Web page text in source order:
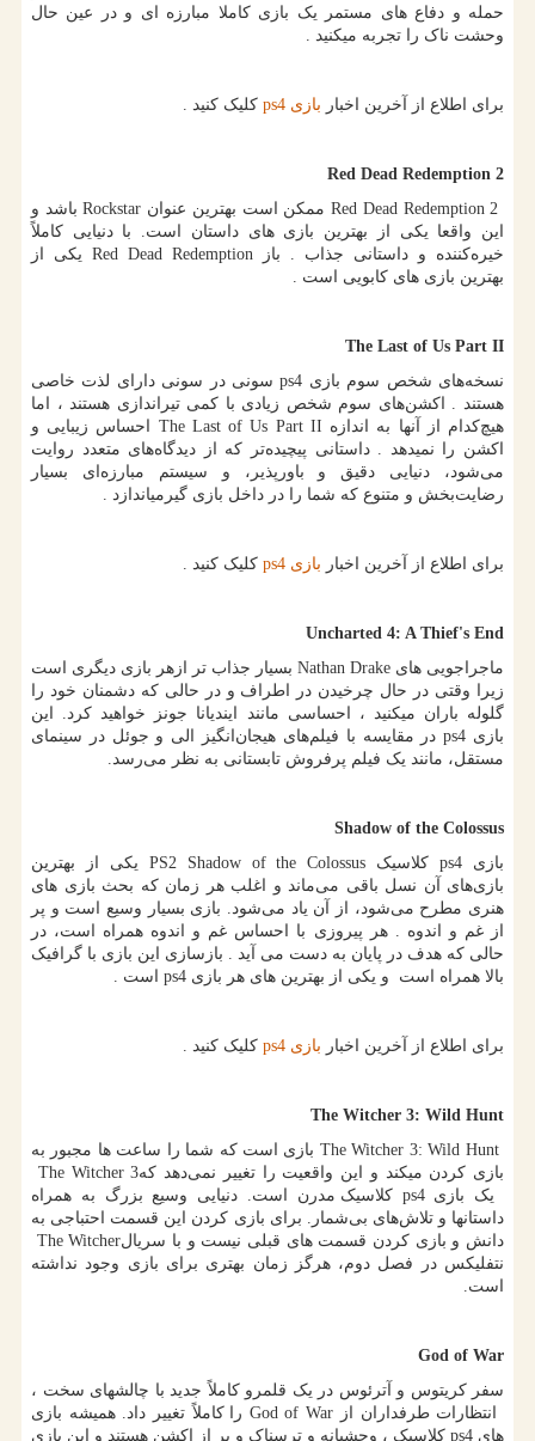
حمله و دفاع های مستمر یک بازی کاملا مبارزه ای و در عین حال
وحشت ناک را تجربه میکنید .
برای اطلاع از آخرین اخبار بازی ps4 کلیک کنید .
Red Dead Redemption 2
Red Dead Redemption 2 ممکن است بهترین عنوان Rockstar باشد و
این واقعا یکی از بهترین بازی های داستان است. با دنیایی کاملاً
خیره‌کننده و داستانی جذاب . باز
Red Dead Redemption یکی از
بهترین بازی های کابویی است .
The Last of Us Part II
نسخه‌های شخص سوم بازی ps4 سونی در سونی دارای لذت خاصی
هستند . اکشن‌های سوم شخص زیادی با کمی تیراندازی هستند ، اما
هیچ‌کدام از آنها به اندازه The Last of Us Part II
احساس زیبایی و
اکشن را نمیدهد . داستانی پیچیده‌تر که از دیدگاه‌های متعدد روایت
می‌شود، دنیایی دقیق و باورپذیر، و سیستم مبارزه‌ای بسیار
رضایت‌بخش و متنوع که شما را در داخل بازی گیرمیاندازد .
برای اطلاع از آخرین اخبار بازی ps4 کلیک کنید .
Uncharted 4: A Thief's End
ماجراجویی های Nathan Drake بسیار جذاب تر ازهر بازی دیگری است
زیرا وقتی در حال چرخیدن در اطراف و در حالی که دشمنان خود را
گلوله باران میکنید ، احساسی مانند ایندیانا جونز خواهید کرد. این
بازی ps4 در مقایسه با فیلم‌های هیجان‌انگیز الی و جوئل در سینمای
مستقل، مانند یک فیلم پرفروش تابستانی به نظر می‌رسد.
Shadow of the Colossus
بازی ps4 کلاسیک PS2 Shadow of the Colossus یکی از بهترین
بازی‌های آن نسل باقی می‌ماند و اغلب هر زمان که بحث بازی های
هنری مطرح می‌شود، از آن یاد می‌شود. بازی بسیار وسیع است و پر
از غم و اندوه . هر پیروزی با احساس غم و اندوه همراه است، در
حالی که هدف در پایان به دست می آید . بازسازی این بازی با گرافیک
بالا همراه است و یکی از بهترین های هر بازی ps4 است .
برای اطلاع از آخرین اخبار بازی ps4 کلیک کنید .
The Witcher 3: Wild Hunt
The Witcher 3: Wild Hunt بازی است که شما را ساعت ها مجبور به
بازی کردن میکند و این واقعیت را تغییر نمی‌دهد کهThe Witcher 3
یک بازی ps4کلاسیک مدرن است. دنیایی وسیع بزرگ به همراه
داستانها و تلاش‌های بی‌شمار. برای بازی کردن این قسمت احتباجی به
دانش و بازی کردن قسمت های قبلی نیست و با سریالThe Witcher
نتفلیکس در فصل دوم، هرگز زمان بهتری برای بازی وجود نداشته
است.
God of War
سفر کریتوس و آترئوس در یک قلمرو کاملاً جدید با چالشهای سخت ،
انتظارات طرفداران از
God of War را کاملاً تغییر داد. همیشه بازی
های ps4 کلاسیک ، وحشیانه و ترسناک و پر از اکشن هستند و این بازی